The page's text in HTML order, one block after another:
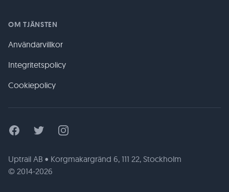
OM TJÄNSTEN
Användarvillkor
Integritetspolicy
Cookiepolicy
FacebookTwitter Instagram
Uptrail AB • Korgmakargränd 6, 111 22, Stockholm
© 2014-2026